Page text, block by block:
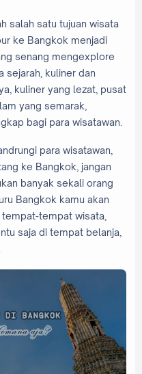
salah satu tujuan wisata
ke Bangkok menjadi
senang mengexplore
sejarah, kuliner dan
kuliner yang lezat, pusat
yang semarak,
bagi para wisatawan.
para wisatawan,
ke Bangkok, jangan
banyak sekali orang
Bangkok kamu akan
tempat wisata,
saja di tempat belanja,